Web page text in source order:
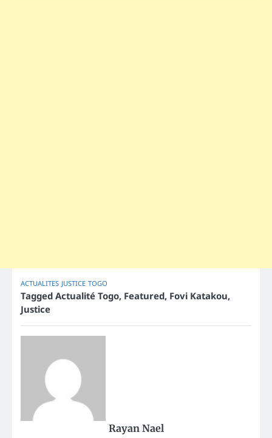
ACTUALITES JUSTICE TOGO
Tagged Actualité Togo, Featured, Fovi Katakou,
Justice
Rayan Nael